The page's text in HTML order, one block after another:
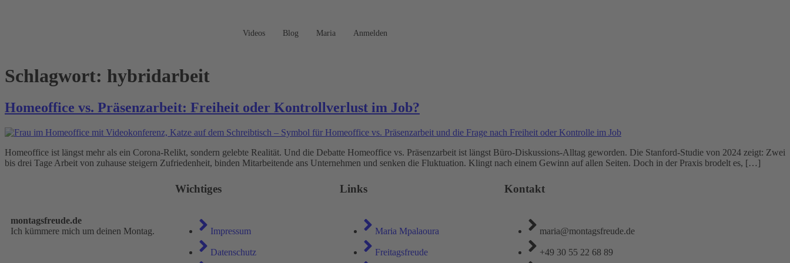
Videos Blog Maria Anmelden
Schlagwort: hybridarbeit
Homeoffice vs. Präsenzarbeit: Freiheit oder Kontrollverlust im Job?
Homeoffice ist längst mehr als ein Corona-Relikt, sondern gelebte Realität. Und die Debatte Homeoffice vs. Präsenzarbeit ist längst Büro-Diskussions-Alltag geworden. Die Stanford-Studie von 2024 zeigt: Zwei
bis drei Tage Arbeit von zuhause steigern Zufriedenheit, binden Mitarbeitende ans Unternehmen und senken die Fluktuation. Klingt nach einem Gewinn auf allen Seiten. Doch in der Praxis brodelt es, […]
montagsfreude.de
Ich kümmere mich um deinen Montag.
Wichtiges
Impressum
Datenschutz
Links
Maria Mpalaoura
Freitagsfreude
Kontakt
maria@montagsfreude.de
+49 30 55 22 68 89